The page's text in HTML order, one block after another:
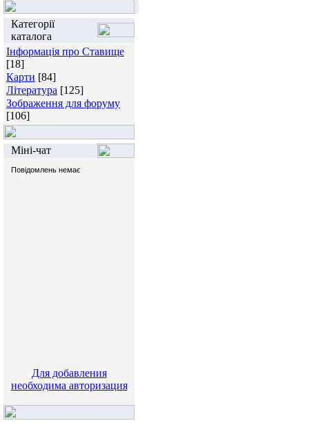
Категорії
каталога
Інформація про Ставище
[18]
Карти [84]
Література [125]
Зображення для форуму
[106]
Міні-чат
Для добавления
необходима авторизация